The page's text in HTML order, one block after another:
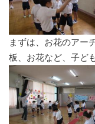
まずは、お花のアー
板、お花など、子ど